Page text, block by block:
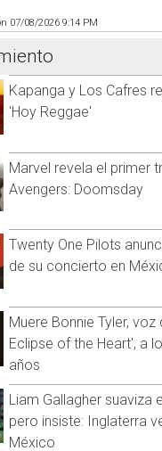
07/08/2026 9:14 PM
Kapanga y Los Cafres
'Hoy Reggae'
Marvel revela el primer
Avengers: Doomsday
Twenty One Pilots
de su concierto en
Muere Bonnie Tyler, voz
Eclipse of the Heart', a
años
Liam Gallagher suaviza
pero insiste: Inglaterra
México